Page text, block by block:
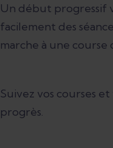
Un début progressif
facilement des
marche à une course
Suivez vos courses et
progrès.